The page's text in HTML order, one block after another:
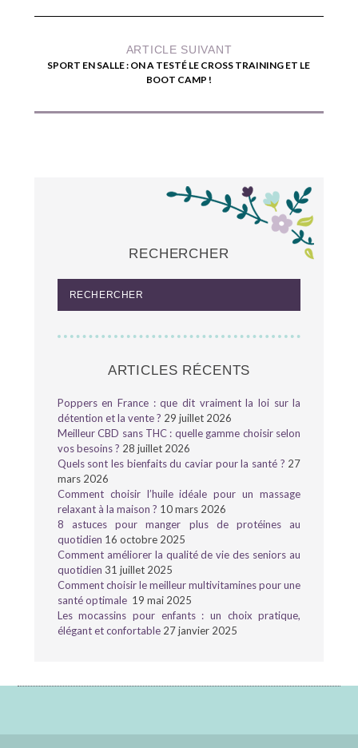
ARTICLE SUIVANT
SPORT EN SALLE : ON A TESTÉ LE CROSS TRAINING ET LE
BOOT CAMP !
RECHERCHER
ARTICLES RÉCENTS
Poppers en France : que dit vraiment la loi sur la
détention et la vente ? 29 juillet 2026
Meilleur CBD sans THC : quelle gamme choisir selon
vos besoins ? 28 juillet 2026
Quels sont les bienfaits du caviar pour la santé ? 27
mars 2026
Comment choisir l’huile idéale pour un massage
relaxant à la maison ? 10 mars 2026
8 astuces pour manger plus de protéines au
quotidien 16 octobre 2025
Comment améliorer la qualité de vie des seniors au
quotidien 31 juillet 2025
Comment choisir le meilleur multivitamines pour une
santé optimale 19 mai 2025
Les mocassins pour enfants : un choix pratique,
élégant et confortable 27 janvier 2025